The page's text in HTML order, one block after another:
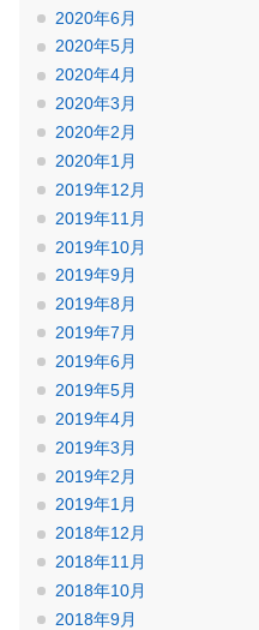
2020年6月
2020年5月
2020年4月
2020年3月
2020年2月
2020年1月
2019年12月
2019年11月
2019年10月
2019年9月
2019年8月
2019年7月
2019年6月
2019年5月
2019年4月
2019年3月
2019年2月
2019年1月
2018年12月
2018年11月
2018年10月
2018年9月